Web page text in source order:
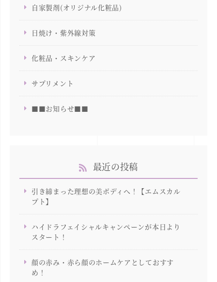
自家製剤(オリジナル化粧品)
日焼け・紫外線対策
化粧品・スキンケア
サプリメント
■■お知らせ■■
最近の投稿
引き締まった理想の美ボディへ！【エムスカル
プト】
ハイドラフェイシャルキャンペーンが本日より
スタート！
顔の赤み・赤ら顔のホームケアとしておすす
め！